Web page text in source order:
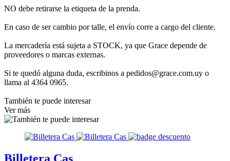
NO debe retirarse la etiqueta de la prenda.
En caso de ser cambio por talle, el envío corre a cargo del cliente.
La mercadería está sujeta a STOCK, ya que Grace depende de
proveedores o marcas externas.
Si te quedó alguna duda, escribinos a pedidos@grace.com.uy o
llama al 4364 0965.
También te puede interesar
Ver más
Billetera Cas